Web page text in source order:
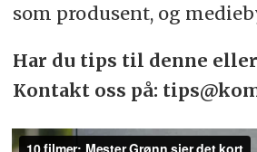
som produsent, og
Har du tips til denne
Kontakt oss på: